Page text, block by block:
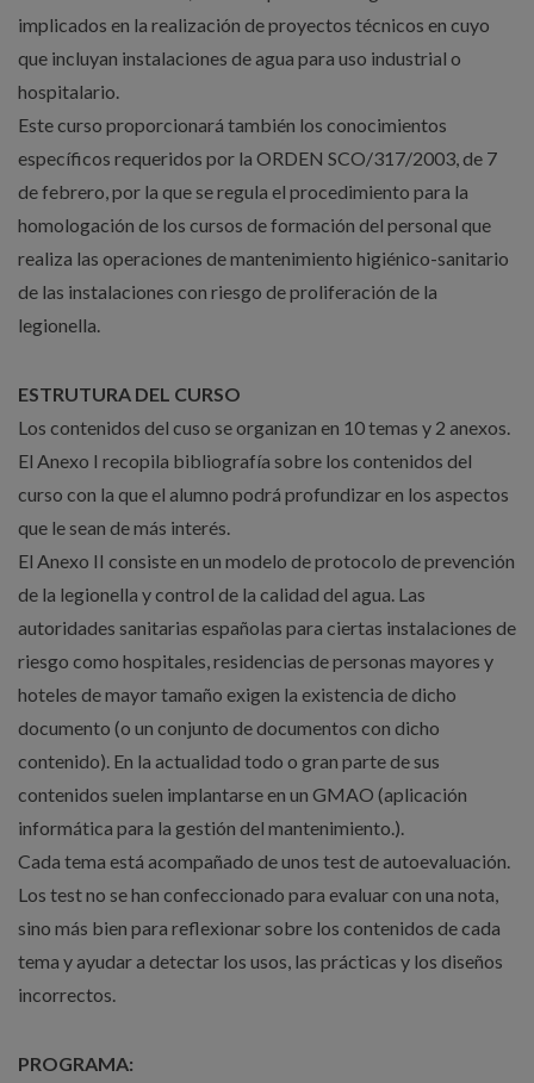
implicados en la realización de proyectos técnicos en cuyo
que incluyan instalaciones de agua para uso industrial o
hospitalario.
Este curso proporcionará también los conocimientos
específicos requeridos por la ORDEN SCO/317/2003, de 7
de febrero, por la que se regula el procedimiento para la
homologación de los cursos de formación del personal que
realiza las operaciones de mantenimiento higiénico-sanitario
de las instalaciones con riesgo de proliferación de la
legionella.
ESTRUTURA DEL CURSO
Los contenidos del cuso se organizan en 10 temas y 2 anexos.
El Anexo I recopila bibliografía sobre los contenidos del
curso con la que el alumno podrá profundizar en los aspectos
que le sean de más interés.
El Anexo II consiste en un modelo de protocolo de prevención
de la legionella y control de la calidad del agua. Las
autoridades sanitarias españolas para ciertas instalaciones de
riesgo como hospitales, residencias de personas mayores y
hoteles de mayor tamaño exigen la existencia de dicho
documento (o un conjunto de documentos con dicho
contenido). En la actualidad todo o gran parte de sus
contenidos suelen implantarse en un GMAO (aplicación
informática para la gestión del mantenimiento.).
Cada tema está acompañado de unos test de autoevaluación.
Los test no se han confeccionado para evaluar con una nota,
sino más bien para reflexionar sobre los contenidos de cada
tema y ayudar a detectar los usos, las prácticas y los diseños
incorrectos.
PROGRAMA: